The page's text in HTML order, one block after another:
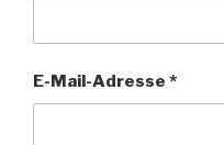
E-Mail-Adresse *